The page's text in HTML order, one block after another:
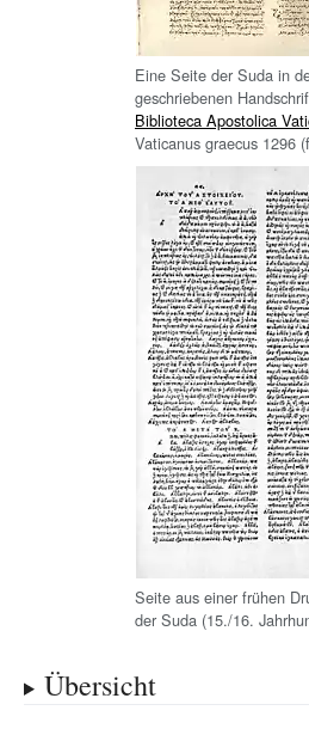
Eine Seite der Suda in
geschriebenen
Biblioteca Apostolica
Vaticanus graecus 1296
Seite aus einer frühen
der Suda (15./16.
Übersicht